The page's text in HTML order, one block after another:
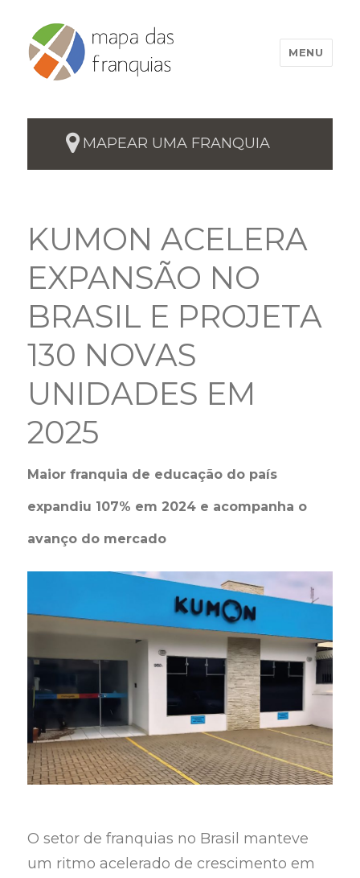
MENU
MAPEAR UMA FRANQUIA
KUMON ACELERA
EXPANSÃO NO
BRASIL E PROJETA
130 NOVAS
UNIDADES EM
2025
Maior franquia de educação do país
expandiu 107% em 2024 e acompanha o
avanço do mercado
O setor de franquias no Brasil manteve
um ritmo acelerado de crescimento em